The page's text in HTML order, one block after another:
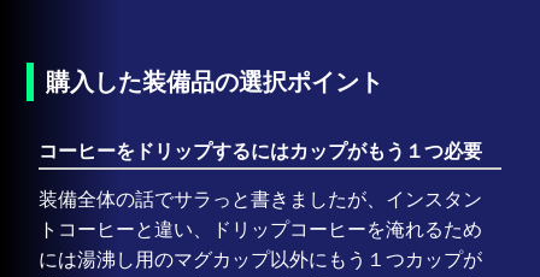
購入した装備品の選択ポイント
コーヒーをドリップするにはカップがもう１つ必要
装備全体の話でサラっと書きましたが、インスタン
トコーヒーと違い、ドリップコーヒーを淹れるため
には湯沸し用のマグカップ以外にもう１つカップが